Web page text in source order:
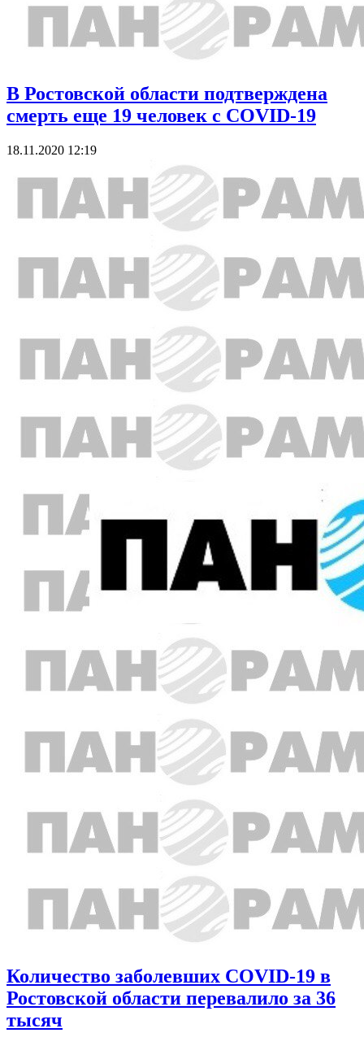
В Ростовской области подтверждена
смерть еще 19 человек с COVID-19
18.11.2020 12:19
Количество заболевших COVID-19 в
Ростовской области перевалило за 36
тысяч